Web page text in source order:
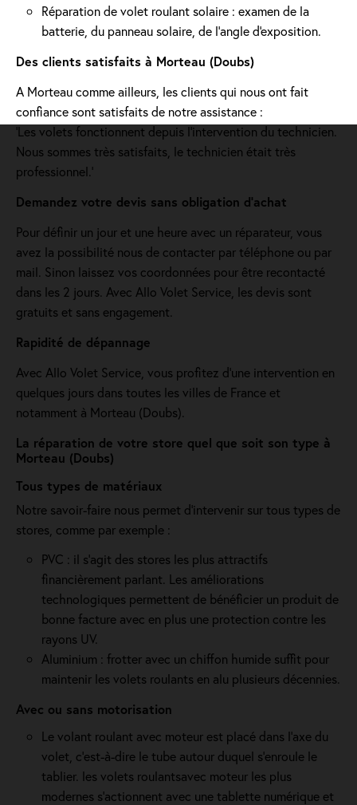
Réparation de volet roulant solaire : examen de la
batterie, du panneau solaire, de l'angle d'exposition.
Des clients satisfaits à Morteau (Doubs)
A Morteau comme ailleurs, les clients qui nous ont fait
confiance sont satisfaits de notre assistance :
'Les volets fonctionnent depuis l’intervention du technicien.
Nous sommes très satisfaits, le technicien était très
professionnel.'
Demandez votre devis sans obligation d'achat
Pour définir un jour et une heure avec un réparateur, vous
avez la possibilité nous de contacter par téléphone ou par
mail. Sinon laissez vos coordonnées pour être recontacté
dans les 2 jours. Avec Allo Volet Service, les devis sont
gratuits et sans engagement.
Rapidité de dépannage
Avec Allo Volet Service, vous profitez d'une intervention en
quelques jours dans toutes les villes de France et
notamment à Morteau (Doubs).
La réparation de votre store quel que soit son type à
Morteau (Doubs)
Tous types de matériaux
Notre savoir-faire nous permet d'intervenir sur tous types de
stores, comme par exemple :
PVC : il s'agit des stores les plus attractifs
financièrement parlant. Les améliorations
technologiques permettent de bénéficier un produit de
bonne facture avec en plus une protection contre les
rayons UV.
Aluminium : frotter avec un chiffon humide suffit pour
maintenir les volets roulants en alu plusieurs décennies.
Avec ou sans motorisation
Le volant roulant avec moteur est placé dans l’axe du
volet, c’est-à-dire le tube autour duquel s’enroule le
tablier. les volets roulantsavec moteur les plus
modernes s'actionnent avec une tablette numérique et